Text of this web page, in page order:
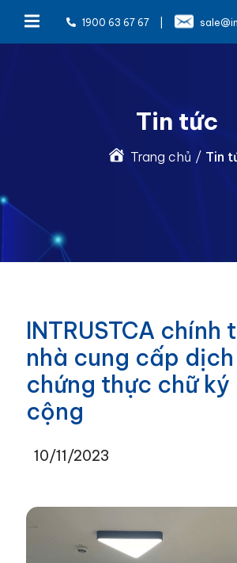
1900 63 67 67
Tin tức
Trang chủ / Tin
INTRUSTCA chính
nhà cung cấp
chứng thực chữ ký
cộng
10/11/2023